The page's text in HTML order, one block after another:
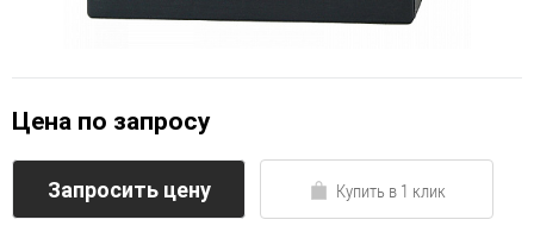
Цена по запросу
Запросить цену Купить в 1 клик